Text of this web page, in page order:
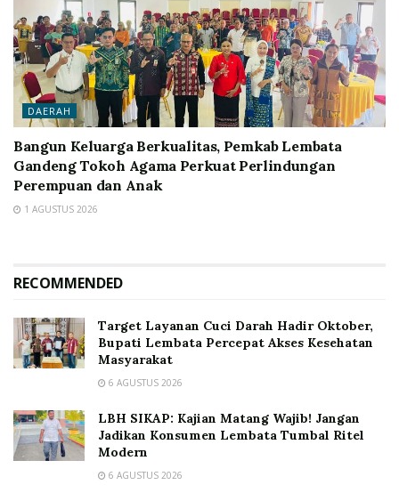
DAERAH
Bangun Keluarga Berkualitas, Pemkab Lembata
Gandeng Tokoh Agama Perkuat Perlindungan
Perempuan dan Anak
1 AGUSTUS 2026
RECOMMENDED
Target Layanan Cuci Darah Hadir Oktober,
Bupati Lembata Percepat Akses Kesehatan
Masyarakat
6 AGUSTUS 2026
LBH SIKAP: Kajian Matang Wajib! Jangan
Jadikan Konsumen Lembata Tumbal Ritel
Modern
6 AGUSTUS 2026